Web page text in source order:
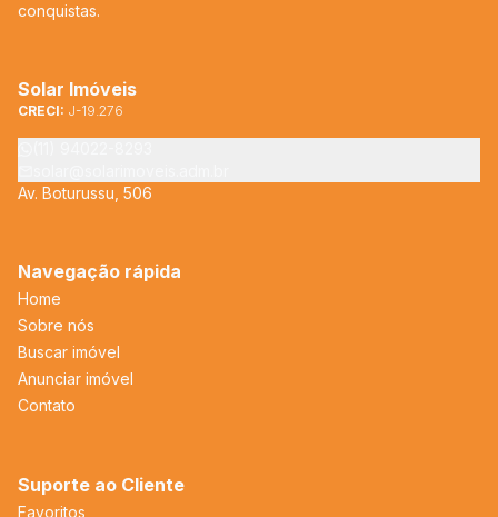
conquistas.
Solar Imóveis
CRECI: J-19.276
Av. Boturussu, 506
Navegação rápida
Home
Sobre nós
Buscar imóvel
Anunciar imóvel
Contato
Suporte ao Cliente
Favoritos